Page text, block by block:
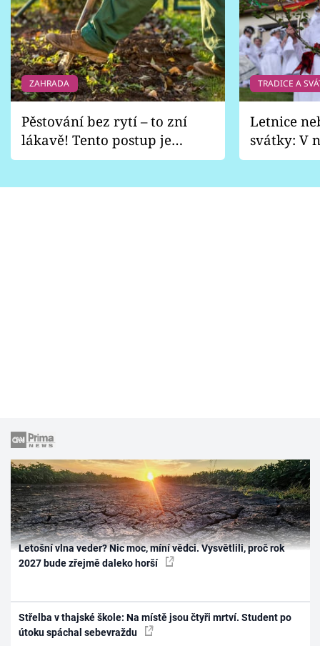
ZAHRADA
Pěstování bez rytí – to zní
lákavě! Tento postup je
vhodný jen pro některé
TRADICE A
Letnice
svátky: V
pondělí
Letošní vlna veder? Nic moc, míní vědci. Vysvětlili, proč rok
2027 bude zřejmě daleko horší
Střelba v thajské škole: Na místě jsou čtyři mrtví. Student po
útoku spáchal sebevraždu